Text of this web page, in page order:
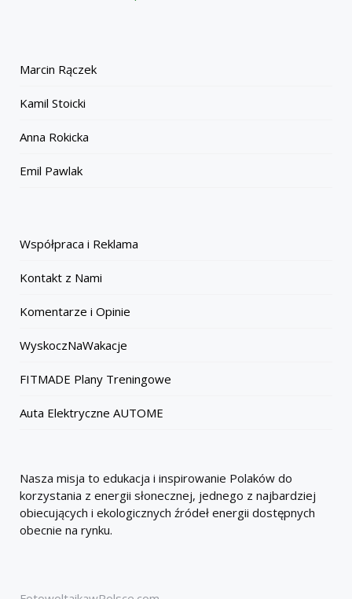
Marcin Rączek
Kamil Stoicki
Anna Rokicka
Emil Pawlak
Współpraca i Reklama
Kontakt z Nami
Komentarze i Opinie
WyskoczNaWakacje
FITMADE Plany Treningowe
Auta Elektryczne AUTOME
Nasza misja to edukacja i inspirowanie Polaków do
korzystania z energii słonecznej, jednego z najbardziej
obiecujących i ekologicznych źródeł energii dostępnych
obecnie na rynku.